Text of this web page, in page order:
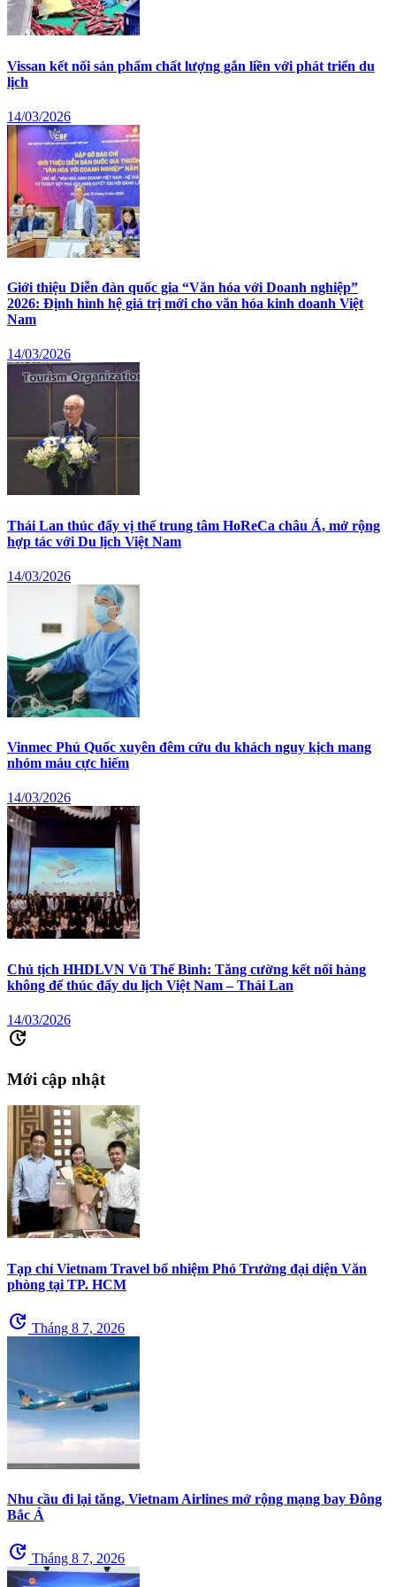
Vissan kết nối sản phẩm chất lượng gắn liền với phát triển du
lịch
14/03/2026
Giới thiệu Diễn đàn quốc gia “Văn hóa với Doanh nghiệp”
2026: Định hình hệ giá trị mới cho văn hóa kinh doanh Việt
Nam
14/03/2026
Thái Lan thúc đẩy vị thế trung tâm HoReCa châu Á, mở rộng
hợp tác với Du lịch Việt Nam
14/03/2026
Vinmec Phú Quốc xuyên đêm cứu du khách nguy kịch mang
nhóm máu cực hiếm
14/03/2026
Chủ tịch HHDLVN Vũ Thế Bình: Tăng cường kết nối hàng
không để thúc đẩy du lịch Việt Nam – Thái Lan
14/03/2026
update
Mới cập nhật
Tạp chí Vietnam Travel bổ nhiệm Phó Trưởng đại diện Văn
phòng tại TP. HCM
update Tháng 8 7, 2026
Nhu cầu đi lại tăng, Vietnam Airlines mở rộng mạng bay Đông
Bắc Á
update Tháng 8 7, 2026